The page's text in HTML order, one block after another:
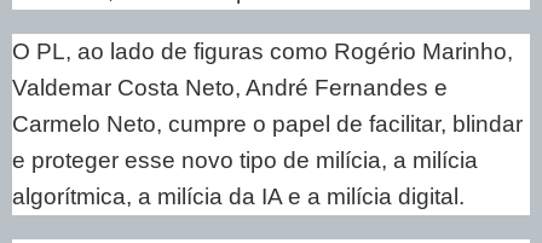
O PL, ao lado de figuras como Rogério Marinho,
Valdemar Costa Neto, André Fernandes e
Carmelo Neto, cumpre o papel de facilitar, blindar
e proteger esse novo tipo de milícia, a milícia
algorítmica, a milícia da IA e a milícia digital.